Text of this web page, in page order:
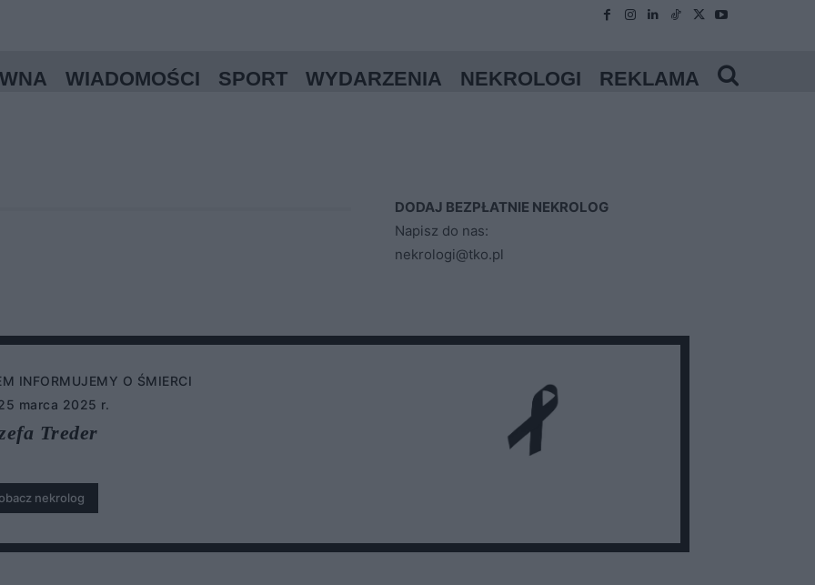
WIADOMOŚCI SPORT WYDARZENIA NEKROLOGI REKLAMA
DODAJ BEZPŁATNIE NEKROLOG
Napisz do nas:
nekrologi@tko.pl
INFORMUJEMY O ŚMIERCI
marca 2025 r.
Treder
nekrolog